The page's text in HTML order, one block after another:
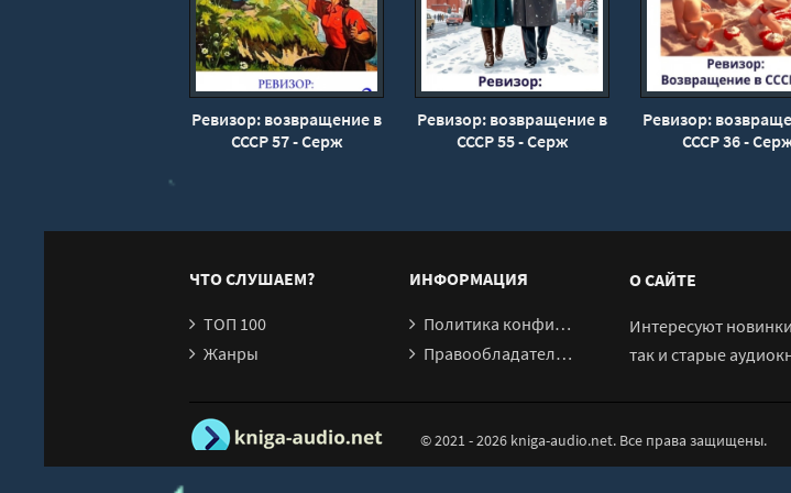
Глава 20
Глава 21
Глава 22
Ревизор: возвращение в
СССР 57 - Серж
Ревизор: возвращение в
СССР 55 - Серж
Ревизор:
СССР 36 -
ЧТО СЛУШАЕМ?
ТОП 100
Жанры
ИНФОРМАЦИЯ
Политика конфиденциальности
Правообладателям
О САЙТЕ
Интересуют
так и старые
© 2021 - 2026 kniga-audio.net. Все права защищены.